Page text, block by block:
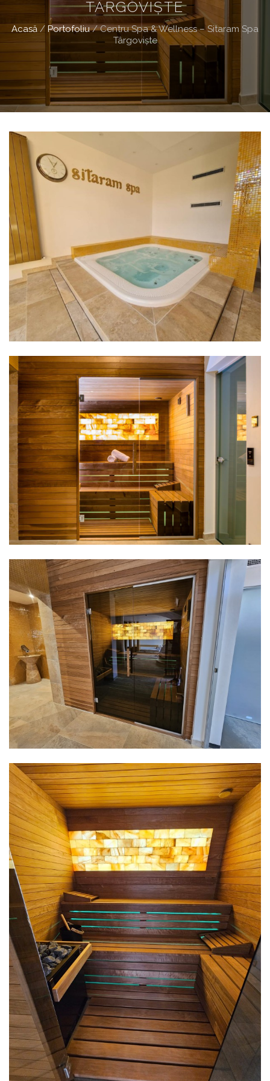
TÂRGOVIȘTE
Acasă / Portofoliu/Centru Spa & Wellness – Sitaram Spa
Târgoviște